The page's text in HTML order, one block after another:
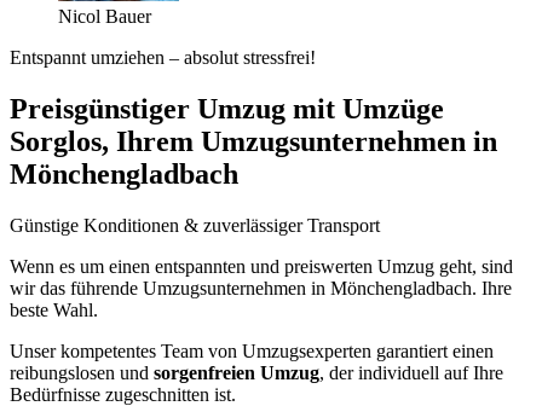
Nicol Bauer
Entspannt umziehen – absolut stressfrei!
Preisgünstiger Umzug mit Umzüge
Sorglos, Ihrem Umzugsunternehmen in
Mönchengladbach
Günstige Konditionen & zuverlässiger Transport
Wenn es um einen entspannten und preiswerten Umzug geht, sind
wir das führende Umzugsunternehmen in Mönchengladbach. Ihre
beste Wahl.
Unser kompetentes Team von Umzugsexperten garantiert einen
reibungslosen und sorgenfreien Umzug, der individuell auf Ihre
Bedürfnisse zugeschnitten ist.